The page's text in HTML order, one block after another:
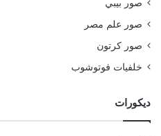
صور بيبي
صور علم مصر
صور كرتون
خلفيات فوتوشوب
ديكورات